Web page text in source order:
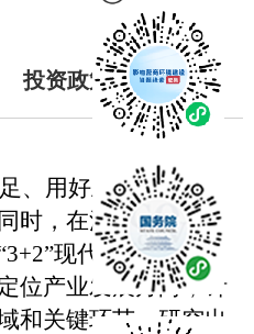
投资政策
用好上位产业优
时，在法定权限内，
3+2”现代化产业体
位产业发展方向，针
和关键环节，研究出